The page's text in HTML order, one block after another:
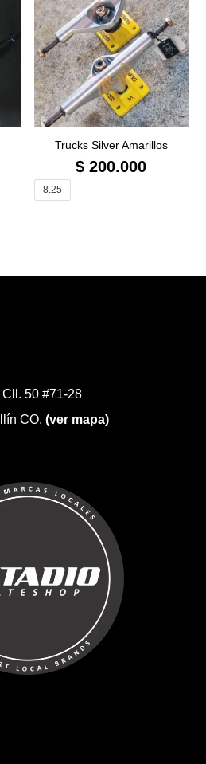
Trucks Silver Amarillos
$ 200.000
8.25
50 #71-28
CO.(ver mapa)